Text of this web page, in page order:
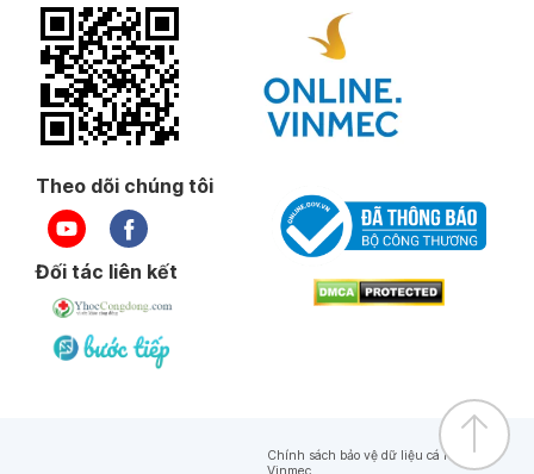
Theo dõi chúng tôi
Đối tác liên kết
Chính sách bảo vệ dữ liệu cá nhân của
Vinmec